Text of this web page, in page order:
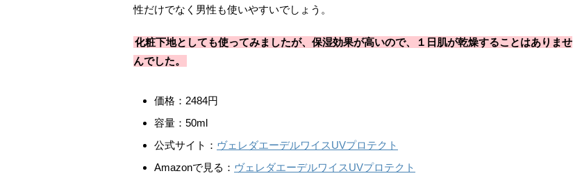
性だけでなく男性も使いやすいでしょう。
化粧下地としても使ってみましたが、保湿効果が高いので、１日肌が乾燥することはありませ
んでした。
価格：2484円
容量：50ml
公式サイト： ヴェレダエーデルワイスUVプロテクト
Amazonで見る： ヴェレダエーデルワイスUVプロテクト